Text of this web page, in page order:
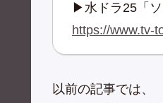
▶水ドラ25「ソ
https://www.tv-
以前の記事では、